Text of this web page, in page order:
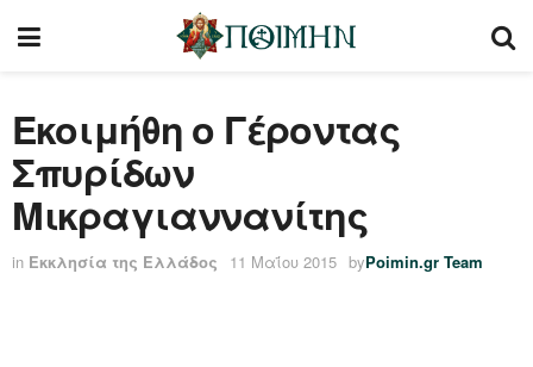
Εκοιμήθη ο Γέροντας
Σπυρίδων
Μικραγιαννανίτης
in Εκκλησία της Ελλάδος 11 Μαΐου 2015 byPoimin.gr Team